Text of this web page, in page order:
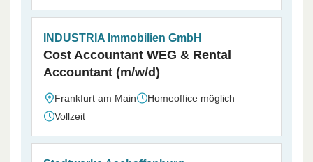
INDUSTRIA Immobilien GmbH
Cost Accountant WEG & Rental
Accountant (m/w/d)
Frankfurt am Main
Homeoffice möglich
Vollzeit